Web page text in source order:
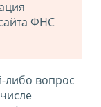
ФНС
либо вопрос